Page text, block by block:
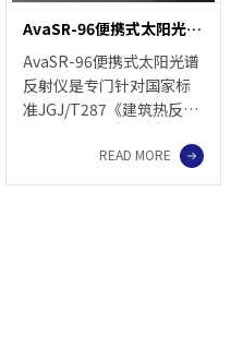
AvaSR-96便携式太阳光谱反射仪
AvaSR-96便携式太阳光谱
反射仪是专门针对国家标
准JGJ/T287《建筑热反射
的产品，波长范围350-
2500 nm，主要用于建筑
READ MORE